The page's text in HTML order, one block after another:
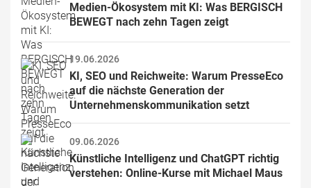
Medien-Ökosystem mit KI: Was BERGISCH
BEWEGT nach zehn Tagen zeigt
19.06.2026
KI, SEO und Reichweite: Warum PresseEco
auf die nächste Generation der
Unternehmenskommunikation setzt
09.06.2026
Künstliche Intelligenz und ChatGPT richtig
verstehen: Online-Kurse mit Michael Maus